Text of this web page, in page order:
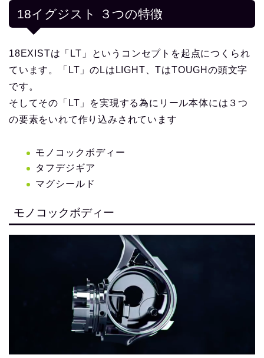
18イグジスト ３つの特徴
18EXISTは「LT」というコンセプトを起点につくられ
ています。「LT」のLはLIGHT、TはTOUGHの頭文字
です。
そしてその「LT」を実現する為にリール本体には３つ
の要素をいれて作り込みされています
モノコックボディー
タフデジギア
マグシールド
モノコックボディー